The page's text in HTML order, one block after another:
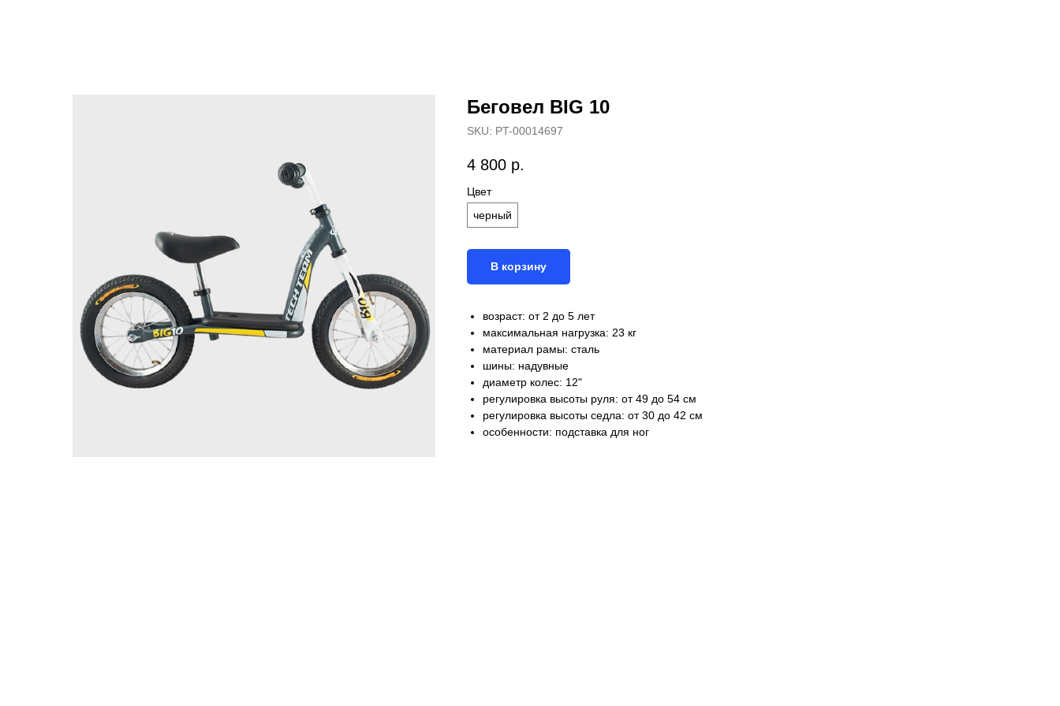
Беговел ВIG 10
SKU: PT-00014697
4 800 р.
Цвет
черный
В корзину
возраст: от 2 до 5 лет
максимальная нагрузка: 23 кг
материал рамы: сталь
шины: надувные
диаметр колес: 12"
регулировка высоты руля: от 49 до 54 см
регулировка высоты седла: от 30 до 42 см
особенности: подставка для ног